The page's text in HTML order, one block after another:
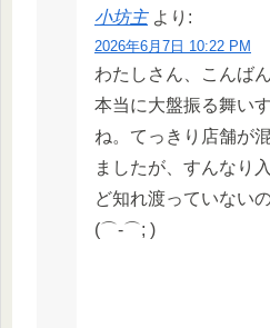
小坊主 より:
2026年6月7日 10:22 PM
わたしさん、こんば
本当に大盤振る舞い
ね。てっきり店舗が
ましたが、すんなり
ど知れ渡っていない
(⌒-⌒; )